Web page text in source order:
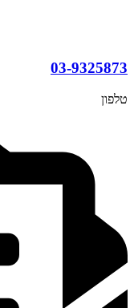
03-9325873
טלפון